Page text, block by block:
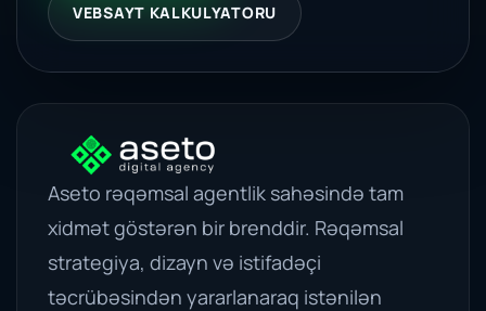
VEBSAYT KALKULYATORU
Aseto rəqəmsal agentlik sahəsində tam
xidmət göstərən bir brenddir. Rəqəmsal
strategiya, dizayn və istifadəçi
təcrübəsindən yararlanaraq istənilən